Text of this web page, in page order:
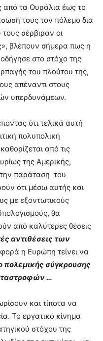
από τα Ουράλια έως το
τους τον πόλεμο δια
σέρβιραν οι
βλέπουν σήμερα πως η
στο στόχο της
του πλούτου της,
απέναντι στους
υπερδυνάμεων.
ότι τελικά αυτή
πολυπολική
από τις
της Αμερικής,
την παράταση του
ότι μέσω αυτής και
με εξοντωτικούς
θα
από καλύτερες θέσεις
αντιθέσεις των
η Ευρώπη τείνει να
πολεμικής σύγκρουσης
…
και τίποτα να
Το εργατικό κίνημα
στόχου της